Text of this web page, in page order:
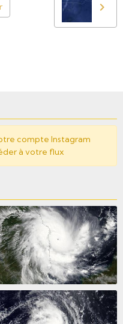
compte Instagram
à votre flux